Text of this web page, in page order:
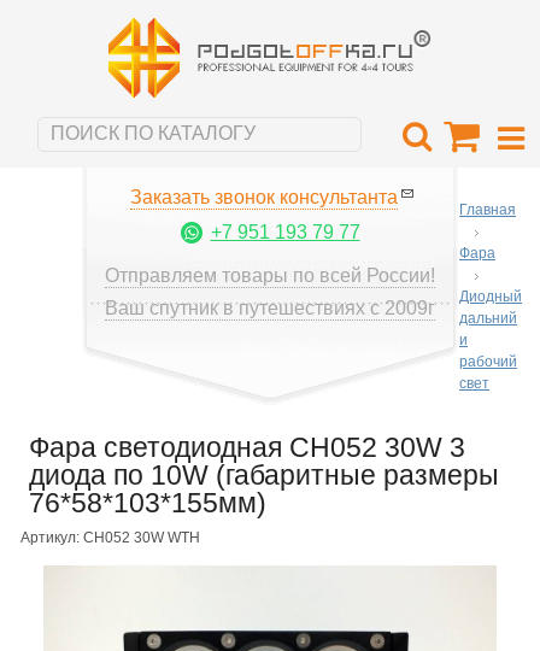
Заказать звонок консультанта
+7 951 193 79 77
Отправляем товары по всей России!
Ваш спутник в путешествиях с 2009г
Главная
Фара
Диодный
дальний
и
рабочий
свет
Фара светодиодная CH052 30W 3
диода по 10W (габаритные размеры
76*58*103*155мм)
Артикул: CH052 30W WTH